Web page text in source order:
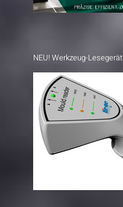
NEU! Werkzeug-Lesegerät